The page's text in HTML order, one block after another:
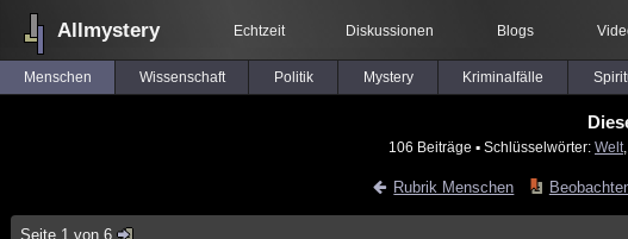
Allmystery Echtzeit Diskussionen Blogs
Menschen Wissenschaft Politik Mystery Kriminalfälle
106 Beiträge ▪ Schlüsselwörter: Welt
Rubrik Menschen
Seite 1 von 6